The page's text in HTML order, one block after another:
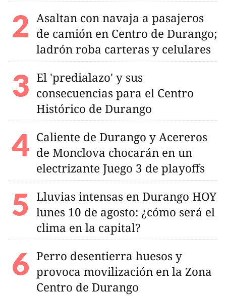
Asaltan con navaja a pasajeros
de camión en Centro de Durango;
ladrón roba carteras y celulares
El 'predialazo' y sus
consecuencias para el Centro
Histórico de Durango
Caliente de Durango y Acereros
de Monclova chocarán en un
electrizante Juego 3 de playoffs
Lluvias intensas en Durango HOY
lunes 10 de agosto: ¿cómo será el
clima en la capital?
Perro desentierra huesos y
provoca movilización en la Zona
Centro de Durango